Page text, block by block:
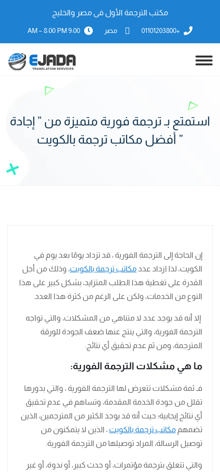
مكتب الترجمة الأول فى مصر والخليج
+01101203800 مصر 9:00 AM – 8:00 PM
استمتع بـ ترجمة فورية متميزة من ” إجادة
” أفضل مكاتب ترجمة بالكويت
إن الحاجة إلى الترجمة الفورية ، قد تزداد يومًا بعد يوم في
الكويت، لذا ازداد عدد مكاتب ترجمة بالكويت، وذلك من أجل
القدرة على تغطية هذا الطلب المتزايد، بشكل كبير على هذا
النوع من الخدمات، ولكن على الرغم من كثرة هذا العدد.
إلا أنه قد يوجد عدد لا متناهي من المشكلات، والتي تواجه
الترجمة الفورية، والتي ينتج عنها ضعف الجودة للورقة
المترجمة، ومن ثم عدم تحقيق أي نتائج.
ما هي مشكلات الترجمة الفورية:
فـ ثمة مشكلات تتعرض لها الترجمة الفورية ، والتي بدورها
تقلل من جودة الخدمة المقدمة، وتساهم في عدم تحقيق
أي نتائج إيجابية؛ حيث أنه قد يوجد الكثير من المترجمين، الذين
تضمهم مكاتب ترجمة بالكويت ، الذين لا يتمكنون من
توصيل الرسالة، المراد توصيلها من الترجمة الفورية.
والتي تتعلق بترجمة مؤتمرات، أو حدث كبير، أو ندوة، أو غير